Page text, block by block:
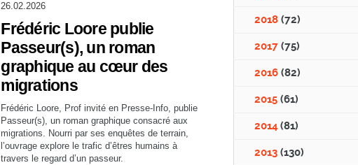
26.02.2026
Frédéric Loore publie
Passeur(s), un roman
graphique au cœur des
migrations
Frédéric Loore, Prof invité en Presse-Info, publie
Passeur(s), un roman graphique consacré aux
migrations. Nourri par ses enquêtes de terrain,
l’ouvrage explore le trafic d’êtres humains à
travers le regard d’un passeur.
2018 (72)
2017 (75)
2016 (82)
2015 (61)
2014 (81)
2013 (130)